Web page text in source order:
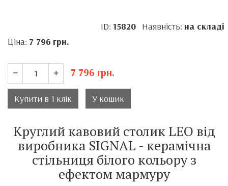
ID: 15820Наявність: на складі
Ціна: 7 796 грн.
7 796 грн.
Купити в 1 клік У кошик
Круглий кавовий столик LEO від
виробника SIGNAL - керамічна
стільниця білого кольору з
ефектом мармуру